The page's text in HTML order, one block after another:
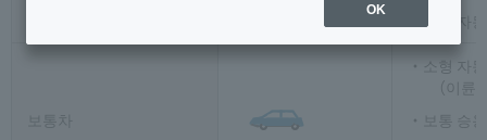
이륜 자
보통차
소형 자
（이
보통 승
OK